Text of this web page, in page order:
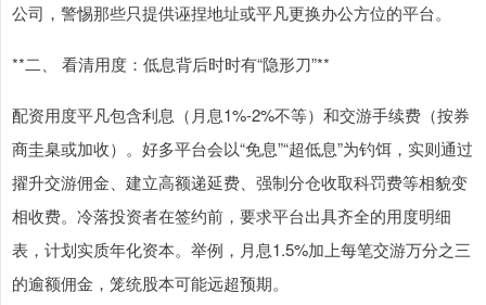
公司，警惕那些只提供诬捏地址或平凡更换办公方位的平台。
**二、 看清用度：低息背后时时有“隐形刀”**
配资用度平凡包含利息（月息1%-2%不等）和交游手续费（按券
商圭臬或加收）。好多平台会以“免息”“超低息”为钓饵，实则通过
擢升交游佣金、建立高额递延费、强制分仓收取科罚费等相貌变
相收费。冷落投资者在签约前，要求平台出具齐全的用度明细
表，计划实质年化资本。举例，月息1.5%加上每笔交游万分之三
的逾额佣金，笼统股本可能远超预期。